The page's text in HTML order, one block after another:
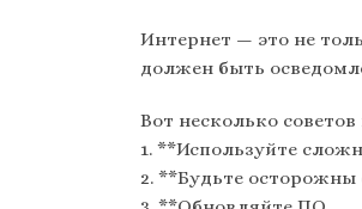
Интернет — это не
должен быть
Вот несколько
1. **Используйте
2. **Будьте